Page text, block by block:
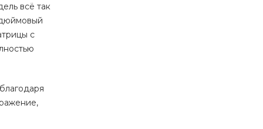
всё так
с